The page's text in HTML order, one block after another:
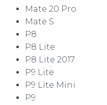
Mate 20 Pro
Mate S
P8
P8 Lite
P8 Lite 2017
P9 Lite
P9 Lite Mini
P9